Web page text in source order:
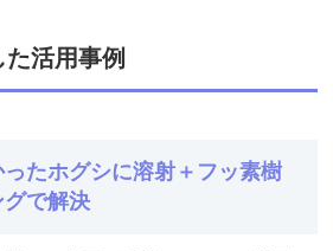
活用事例
たホグシに溶射＋フッ素樹
で解決